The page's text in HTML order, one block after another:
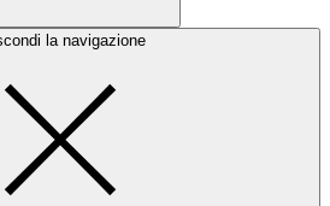
la navigazione